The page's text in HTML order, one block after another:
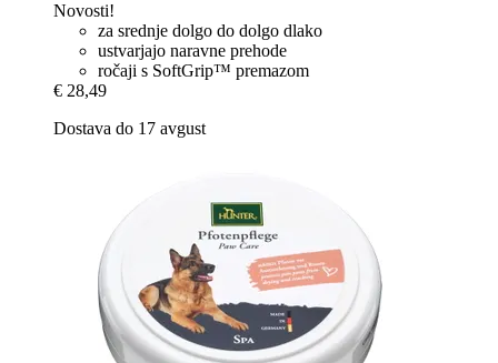
Novosti!
za srednje dolgo do dolgo dlako
ustvarjajo naravne prehode
ročaji s SoftGrip™ premazom
€ 28,49
Dostava do 17 avgust